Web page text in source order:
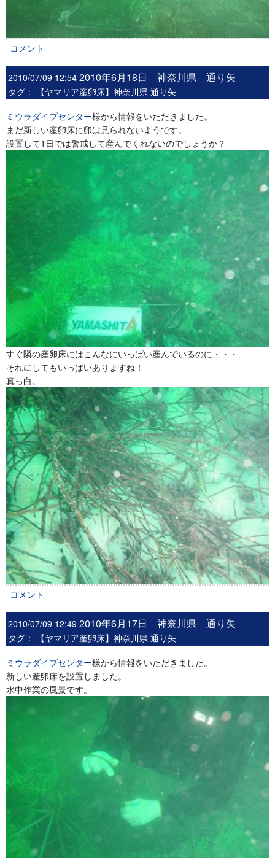
コメント
2010/07/09 12:54 2010年6月18日 神奈川県 通り矢
タグ：
【ヤマリア産卵床】神奈川県 通り矢
ミウラダイブセンター様から情報をいただきました。
まだ新しい産卵床に卵は見られないようです。
設置して1日では警戒して産んでくれないのでしょうか？
すぐ隣の産卵床にはこんなにいっぱい産んでいるのに・・・
それにしてもいっぱいありますね！
真っ白。
コメント
2010/07/09 12:49 2010年6月17日 神奈川県 通り矢
タグ：
【ヤマリア産卵床】神奈川県 通り矢
ミウラダイブセンター様から情報をいただきました。
新しい産卵床を設置しました。
水中作業の風景です。